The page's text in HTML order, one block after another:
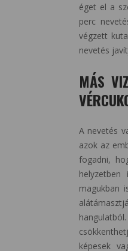
éget el a
perc
végzett
nevetés
MÁS
A nevetés
azok az
fogadni,
magukban
képesek